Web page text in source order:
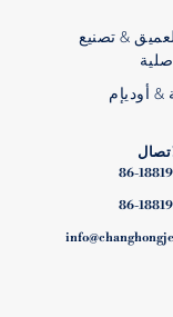
& تصنيع